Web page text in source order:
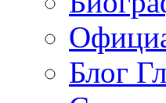
Блог